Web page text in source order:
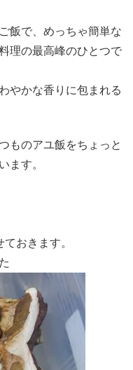
飯で、めっちゃ簡単な
理の最高峰のひとつで
やかな香りに包まれる
ものアユ飯をちょっと
ます。
おきます。